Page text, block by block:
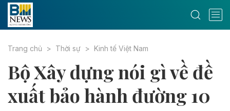
Trang chủ Thời sự Kinh tế Việt Nam
Bộ Xây dựng nói gì về đề
xuất bảo hành đường 10